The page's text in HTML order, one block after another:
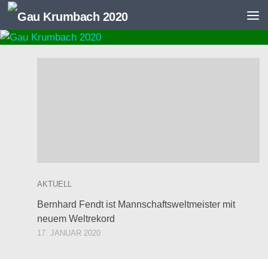
Zum Inhalt springen
AKTUELL
Bernhard Fendt ist Mannschaftsweltmeister mit
neuem Weltrekord
17. JANUAR 2020